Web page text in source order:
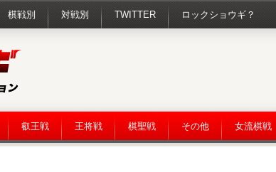
棋戦別 対戦別 TWITTER ロックショウギ？
叡王戦 王将戦 棋聖戦 その他 女流棋戦